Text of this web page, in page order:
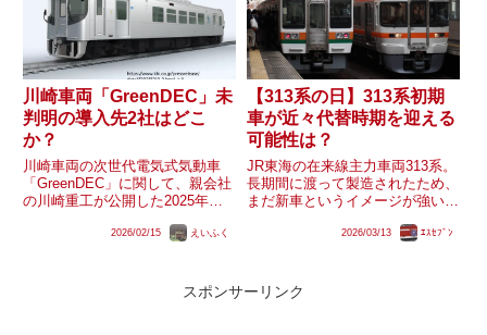
川崎車両「GreenDEC」未
判明の導入先2社はどこ
か？
川崎車両の次世代電気式気動車
「GreenDEC」に関して、親会社
の川崎重工が公開した2025年度
て、『天竜浜名湖鉄道や甘木鉄道
社名が挙げられていない3社...
2026/02/15 えいふく
【313系の日】313系初期
車が近々代替時期を迎える
可能性は？
JR東海の在来線主力車両313系。
長期間に渡って製造されたため、
まだ新車というイメージが強いで
あり、JR東海の世代交代サイク
い年数になっています。後...
2026/03/13 ｴｽｾﾌﾞﾝ
スポンサーリンク